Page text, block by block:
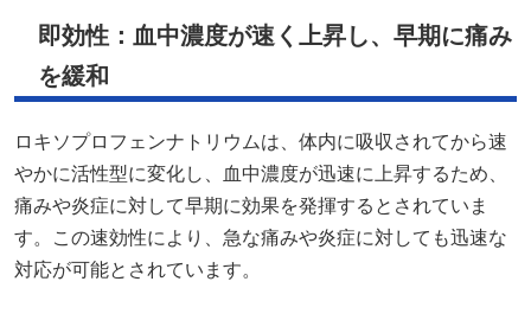
即効性：血中濃度が速く上昇し、早期に痛み
を緩和
ロキソプロフェンナトリウムは、体内に吸収されてから速
やかに活性型に変化し、血中濃度が迅速に上昇するため、
痛みや炎症に対して早期に効果を発揮するとされていま
す。​この速効性により、急な痛みや炎症に対しても迅速な
対応が可能とされています。